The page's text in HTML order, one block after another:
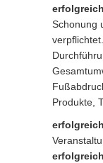
Schonung
Produkte,